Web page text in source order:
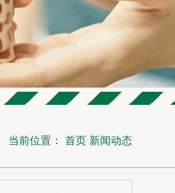
当前位置： 首页 新闻动态